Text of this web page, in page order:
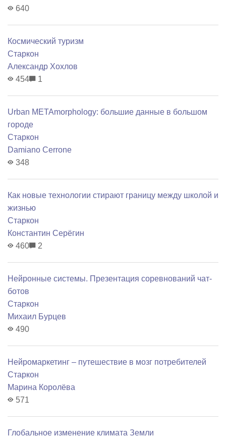
640
Космический туризм
Старкон
Александр Хохлов
454
1
Urban METAmorphology: большие данные в большом
городе
Старкон
Damiano Cerrone
348
Как новые технологии стирают границу между школой и
жизнью
Старкон
Константин Серёгин
460
2
Нейронные системы. Презентация соревнований чат-
ботов
Старкон
Михаил Бурцев
490
Нейромаркетинг – путешествие в мозг потребителей
Старкон
Марина Королёва
571
Глобальное изменение климата Земли